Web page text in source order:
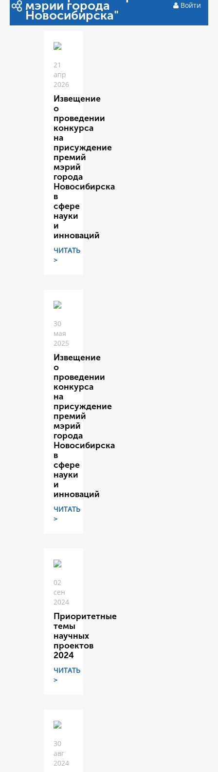
мэрии города
Новосибирска"
Войти
21
апр
2026
Извещение
о
проведении
конкурса
на
присуждение
премий
мэрий
города
Новосибирска
в
сфере
науки
и
инноваций
ЧИТАТЬ
>
30
мая
2025
Извещение
о
проведении
конкурса
на
присуждение
премий
мэрий
города
Новосибирска
в
сфере
науки
и
инноваций
ЧИТАТЬ
>
02
сен
2024
Приоритетные
темы
научных
проектов
2024
ЧИТАТЬ
>
30
авг
2024